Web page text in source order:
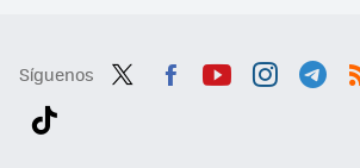
Síguenos